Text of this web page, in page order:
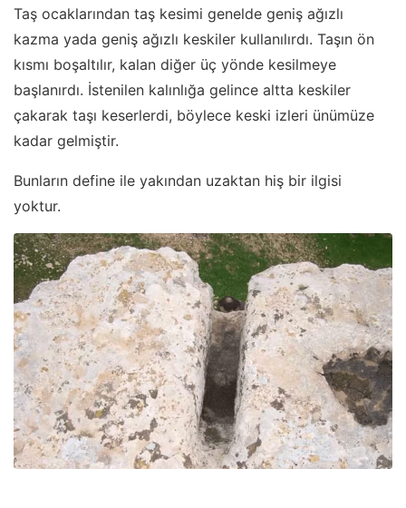
Taş ocaklarından taş kesimi genelde geniş ağızlı
kazma yada geniş ağızlı keskiler kullanılırdı. Taşın ön
kısmı boşaltılır, kalan diğer üç yönde kesilmeye
başlanırdı. İstenilen kalınlığa gelince altta keskiler
çakarak taşı keserlerdi, böylece keski izleri ünümüze
kadar gelmiştir.
Bunların define ile yakından uzaktan hiş bir ilgisi
yoktur.